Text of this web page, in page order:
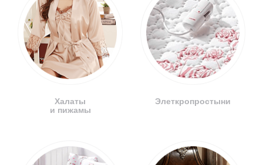
Халаты
и пижамы
Элеткропростыни